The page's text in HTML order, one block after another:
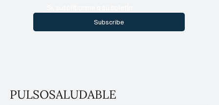
Subscribe
PULSOSALUDABLE